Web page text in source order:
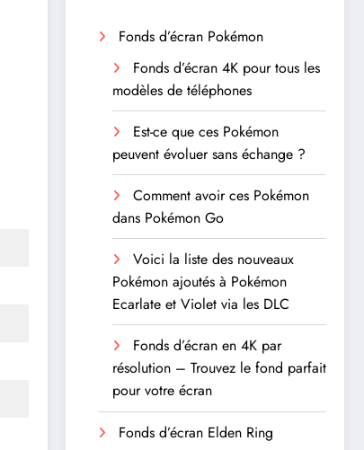
Fonds d’écran Pokémon
Fonds d’écran 4K pour tous les
modèles de téléphones
Est-ce que ces Pokémon
peuvent évoluer sans échange ?
Comment avoir ces Pokémon
dans Pokémon Go
Voici la liste des nouveaux
Pokémon ajoutés à Pokémon
Ecarlate et Violet via les DLC
Fonds d’écran en 4K par
résolution – Trouvez le fond parfait
pour votre écran
Fonds d’écran Elden Ring